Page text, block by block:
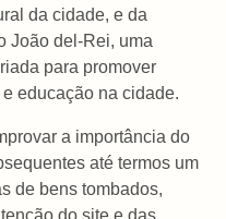
da cidade, e da
João del-Rei, uma
para promover
educação na cidade.
a importância do
até termos um
de bens tombados,